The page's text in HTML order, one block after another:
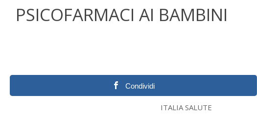
PSICOFARMACI AI BAMBINI
Condividi
ITALIA SALUTE